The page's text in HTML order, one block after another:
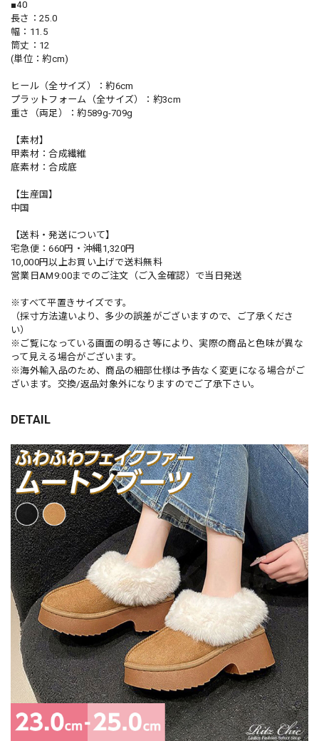
■40
長さ：25.0
幅：11.5
筒丈：12
(単位：約cm)
ヒール（全サイズ）：約6cm
プラットフォーム（全サイズ）：約3cm
重さ（両足）：約589g-709g
【素材】
甲素材：合成繊維
底素材：合成底
【生産国】
中国
【送料・発送について】
宅急便：660円・沖縄1,320円
10,000円以上お買い上げで送料無料
営業日AM9:00までのご注文（ご入金確認）で当日発送
※すべて平置きサイズです。
（採寸方法違いより、多少の誤差がございますので、ご了承くださ
い）
※ご覧になっている画面の明るさ等により、実際の商品と色味が異な
って見える場合がございます。
※海外輸入品のため、商品の細部仕様は予告なく変更になる場合がご
ざいます。交換/返品対象外になりますのでご了承下さい。
DETAIL